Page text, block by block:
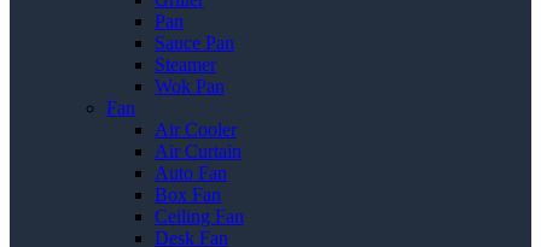
Pan
Sauce Pan
Steamer
Wok Pan
Fan
Air Cooler
Air Curtain
Auto Fan
Box Fan
Ceiling Fan
Desk Fan